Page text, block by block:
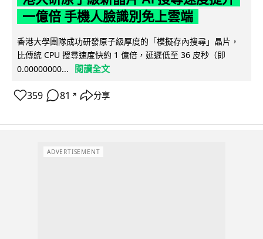
一億倍 手機人臉識別免上雲端
香港大學團隊成功研發原子級厚度的「模擬存內搜尋」晶片，
比傳統 CPU 搜尋速度快約 1 億倍，延遲低至 36 皮秒（即
0.00000000...
閱讀全文
359 81 ↗ 分享
ADVERTISEMENT